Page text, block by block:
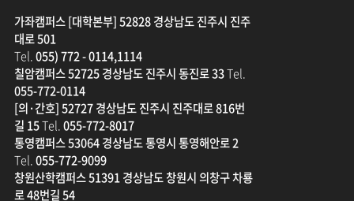
가좌캠퍼스 [대학본부] 52828 경상남도 진주시 진주
대로 501
Tel.055) 772 - 0114,1114
칠암캠퍼스 52725 경상남도 진주시 동진로 33Tel.
055-772-0114
[의·간호] 52727 경상남도 진주시 진주대로 816번
길 15Tel.055-772-8017
통영캠퍼스 53064 경상남도 통영시 통영해안로 2
Tel.055-772-9099
창원산학캠퍼스 51391 경상남도 창원시 의창구 차룡
로 48번길 54